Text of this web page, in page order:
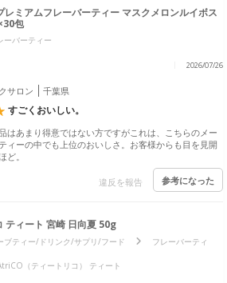
レミアムフレーバーティー マスクメロンルイボス
包
ーバーティー
2026/07/26
サロン 千葉県
すごくおいしい。
はあまり得意ではない方ですがこれは、こちらのメー
ィーの中でも上位のおいしさ。お客様からも目を見開
ど。
違反を報告 参考になった
ティート 宮崎 日向夏 50g
ブティー/ドリンク/サプリ/フード
フレーバーティ
（ティートリコ） ティート